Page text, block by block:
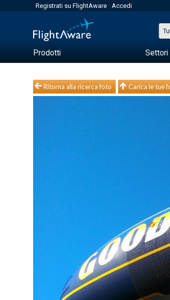
Registrati su FlightAware Accedi
Prodotti Settori
Ritorna alla ricerca foto Carica le tue